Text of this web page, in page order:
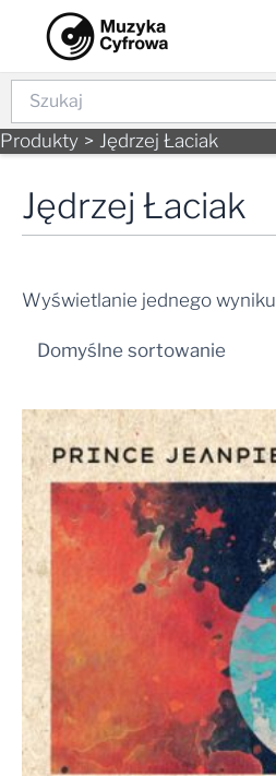
content
Szukaj
Produkty Jędrzej Łaciak
Jędrzej Łaciak
Wyświetlanie jednego wyniku